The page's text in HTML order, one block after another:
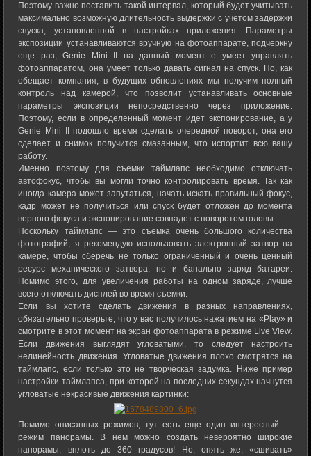
Поэтому важно поставить такой интервал, который будет учитывать
максимально возможную длительность выдержки с учетом задержки
спуска, установленной в настройках приложения. Параметры
экспозиции устанавливаются вручную на фотоаппарате, подчеркну
еще раз, Genie Mini II на данный момент е умеет управлять
фотоаппаратом, она умеет только давать сигнал на спуск. Но, как
обещает компания, в будущих обновлениях мы получим полный
контроль над камерой, что позволит устанавливать основные
параметры экспозиции непосредственно через приложение.
Поэтому, если в определенный момент идет экспонирование, а у
Genie Mini II подошло время сделать очередной поворот, она его
сделает и снимок получится смазанным, что испортит всю вашу
работу.
Именно поэтому для съемки таймлапс необходимо отключать
автофокус, чтобы вы могли точно контролировать время. Так как
иногда камера может запутаться, начать искать правильный фокус,
кадр может не получиться или спуск будет отложен до момента
верного фокуса и экспонирование совпадет с поворотом головы.
Поскольку таймлапс — это съемка очень большого количества
фотографий, я рекомендую использовать электронный затвор на
камере, чтобы сберечь не только ограниченный и очень ценный
ресурс механического затвора, но и банально заряд батареи.
Помимо этого, для увеличения работы на одном заряде, лучше
всего отключать дисплей во время съемки.
Если вы хотите сделать движения в разных направлениях,
обязательно проверьте, что у вас получилось нажатием на «Play» и
смотрите в этот момент на экран фотоаппарата в режиме Live View.
Если движения выглядят угловатыми, то следует настроить
нелинейность движения. Угловатые движения плохо смотрятся на
таймлапс, если только это не творческая задумка. Ниже пример
настройки таймлапса, при которой на последних секундах начнутся
угловатые некрасивые движения картинки:
Помимо описанных режимов, тут есть еще один интересный —
режим панорамы. В нем можно создать невероятно широкие
панорамы, вплоть до 360 градусов! Но, опять же, «сшивать»